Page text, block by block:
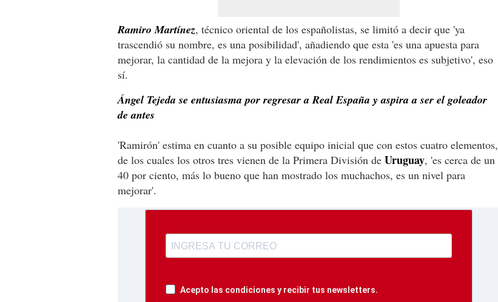
Ramiro Martínez, técnico oriental de los españolistas, se limitó a decir que 'ya
trascendió su nombre, es una posibilidad', añadiendo que esta 'es una apuesta para
mejorar, la cantidad de la mejora y la elevación de los rendimientos es subjetivo', eso
sí.
Ángel Tejeda se entusiasma por regresar a Real España y aspira a ser el goleador
de antes
'Ramirón' estima en cuanto a su posible equipo inicial que con estos cuatro elementos,
de los cuales los otros tres vienen de la Primera División de Uruguay, 'es cerca de un
40 por ciento, más lo bueno que han mostrado los muchachos, es un nivel para
mejorar'.
Acepto las condiciones y recibir tus newsletters.